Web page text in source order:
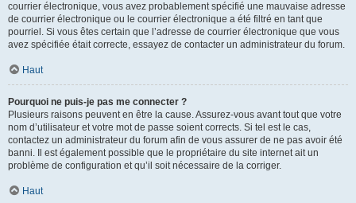
courrier électronique, vous avez probablement spécifié une mauvaise adresse
de courrier électronique ou le courrier électronique a été filtré en tant que
pourriel. Si vous êtes certain que l’adresse de courrier électronique que vous
avez spécifiée était correcte, essayez de contacter un administrateur du forum.
Haut
Pourquoi ne puis-je pas me connecter ?
Plusieurs raisons peuvent en être la cause. Assurez-vous avant tout que votre
nom d’utilisateur et votre mot de passe soient corrects. Si tel est le cas,
contactez un administrateur du forum afin de vous assurer de ne pas avoir été
banni. Il est également possible que le propriétaire du site internet ait un
problème de configuration et qu’il soit nécessaire de la corriger.
Haut